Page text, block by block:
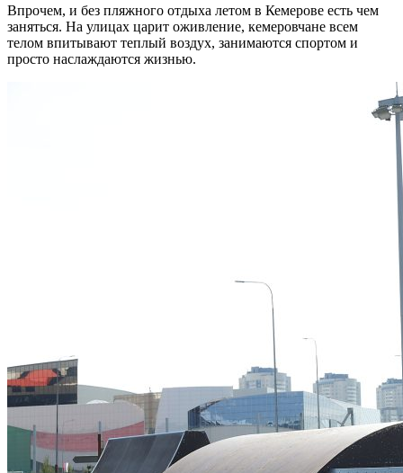
Впрочем, и без пляжного отдыха летом в Кемерове есть чем
заняться. На улицах царит оживление, кемеровчане всем
телом впитывают теплый воздух, занимаются спортом и
просто наслаждаются жизнью.